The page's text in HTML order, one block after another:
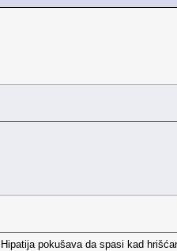
pokušava da spasi kad